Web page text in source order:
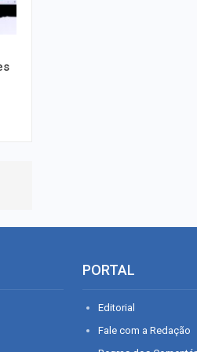
PORTAL
Editorial
Fale com a Redação